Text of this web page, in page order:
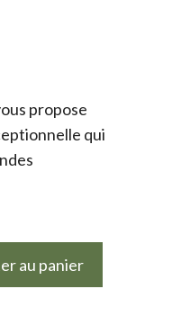
propose
qui
au panier